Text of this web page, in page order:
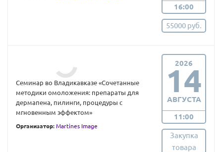
16:00
55000 руб.
Семинар во Владикавказе «Сочетанные
методики омоложения: препараты для
дермапена, пилинги, процедуры с
мгновенным эффектом»
Организатор: Martines Image
2026
14
АВГУСТА
11:00
Закупка
товара